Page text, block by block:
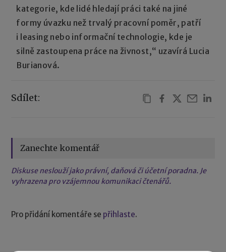
kategorie, kde lidé hledají práci také na jiné
formy úvazku než trvalý pracovní poměr, patří
i leasing nebo informační technologie, kde je
silně zastoupena práce na živnost,“ uzavírá Lucia
Burianová.
Sdílet:
Zanechte komentář
Diskuse neslouží jako právní, daňová či účetní poradna. Je
vyhrazena pro vzájemnou komunikaci čtenářů.
Pro přidání komentáře se přihlaste.